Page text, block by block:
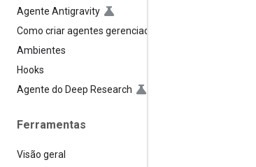
Agente Antigravity
Como criar agentes gerenciados
Ambientes
Hooks
Agente do Deep Research
Ferramentas
Visão geral